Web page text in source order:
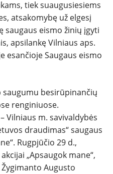
tiek suaugusiesiems
atsakomybę už elgesį
saugaus eismo žinių įgyti
apsilankę Vilniaus aps.
esančioje Saugaus eismo
saugumu besirūpinančių
renginiuose.
Vilniaus m. savivaldybės
draudimas“ saugaus
Rugpjūčio 29 d.,
„Apsaugok mane“,
Augusto